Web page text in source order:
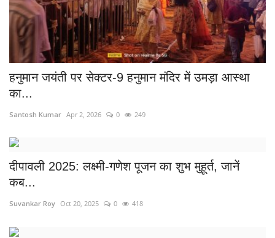
हनुमान जयंती पर सेक्टर-9 हनुमान मंदिर में उमड़ा आस्था
का...
Santosh Kumar Apr 2, 2026 0 249
दीपावली 2025: लक्ष्मी-गणेश पूजन का शुभ मुहूर्त, जानें
कब...
Suvankar Roy Oct 20, 2025 0 418